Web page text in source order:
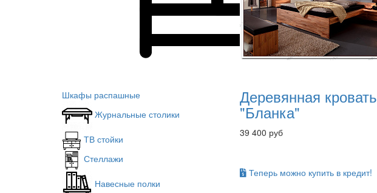
Шкафы распашные
Журнальные столики
ТВ стойки
Стеллажи
Навесные полки
Деревянная кровать
"Бланка"
39 400 руб
Теперь можно купить в кредит!